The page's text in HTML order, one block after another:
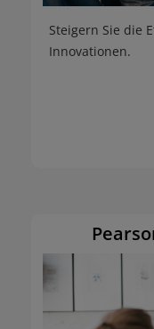
Steigern Sie die
Innovationen.